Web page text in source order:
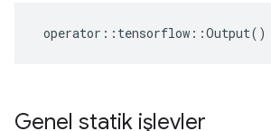
operator :: tensorflow ::Output()
Genel statik işlevler